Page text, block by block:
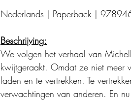
Nederlands | Paperback |
Beschrijving:
We volgen het verhaal van
kwijtgeraakt. Omdat ze niet
laden en te vertrekken. Te
verwachtingen van anderen. En